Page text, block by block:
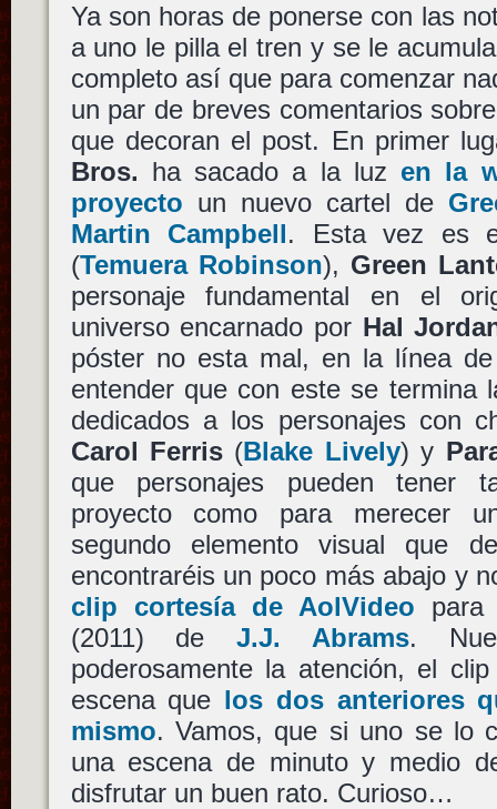
Ya son horas de ponerse con las
a uno le pilla el tren y se le
completo así que para comenzar
un par de breves comentarios
que decoran el post. En primer
Bros. ha sacado a la luz en la
proyecto un nuevo cartel de
Martin Campbell. Esta vez es
(Temuera Robinson), Green
personaje fundamental en el
universo encarnado por Hal
póster no esta mal, en la línea
entender que con este se termina
dedicados a los personajes con
Carol Ferris(Blake Lively) y
que personajes pueden tener
proyecto como para merecer
segundo elemento visual que
encontraréis un poco más abajo y
clip cortesía de AolVideo para
(2011) deJ.J. Abrams.
poderosamente la atención, el
escena que los dos anteriores
mismo. Vamos, que si uno se lo
una escena de minuto y medio
disfrutar un buen rato. Curioso…